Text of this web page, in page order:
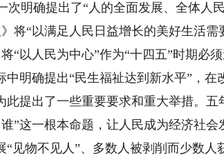
明确提出了“人的全面发展、全体人
将“以满足人民日益增长的美好生活需
“以人民为中心”作为“十四五”时期必
中明确提出“民生福祉达到新水平”，在
此提出了一些重要要求和重大举措。五
”这一根本命题，让人民成为经济社会
“见物不见人”、多数人被剥削而少数人